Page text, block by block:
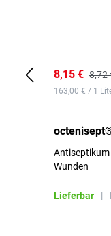
8,15 € 8,72
163,00 € / 1
Wunden
Lieferbar |